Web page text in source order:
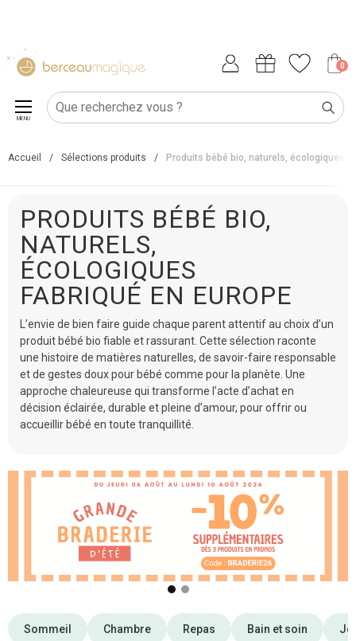
0
MENU
Accueil / Sélections produits / Produits bébé bio, naturels, écologiques
PRODUITS BÉBÉ BIO,
NATURELS,
ÉCOLOGIQUES
FABRIQUÉ EN EUROPE
L’envie de bien faire guide chaque parent attentif au choix d’un
produit bébé bio fiable et rassurant. Cette sélection raconte
une histoire de matières naturelles, de savoir-faire responsable
et de gestes doux pour bébé comme pour la planète. Une
approche chaleureuse qui transforme l’acte d’achat en
décision éclairée, durable et pleine d’amour, pour offrir ou
accueillir bébé en toute tranquillité.
Sommeil Chambre Repas Bain et soin